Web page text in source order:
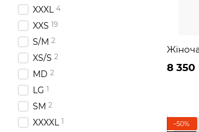
8 350
−50%
XXXL 4
XXS 19
S/M 2
XS/S 2
MD 2
LG 1
SM 2
XXXXL 1